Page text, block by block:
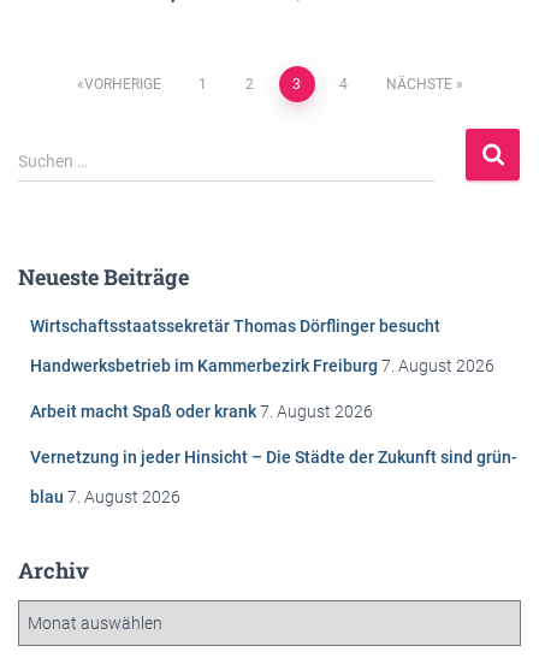
Beitragsnavigation
VORHERIGE 1 2 3 4 NÄCHSTE
S
u
n
Suchen …
Neueste Beiträge
Wirtschaftsstaatssekretär Thomas Dörflinger besucht
Handwerksbetrieb im Kammerbezirk Freiburg 7. August 2026
Arbeit macht Spaß oder krank7. August 2026
Vernetzung in jeder Hinsicht – Die Städte der Zukunft sind grün-
blau 7. August 2026
Archiv